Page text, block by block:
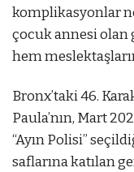
komplikasyonlar
çocuk annesi
hem
Bronx’taki 46.
Paula’nın, Mart
“Ayın Polisi”
saflarına katılan